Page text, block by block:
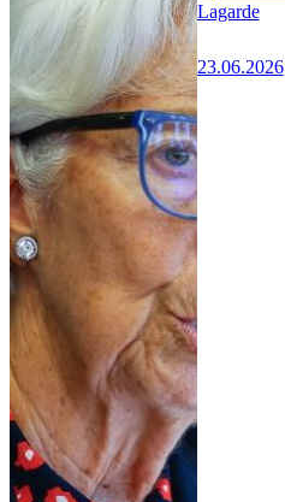
Lagarde
23.06.2026